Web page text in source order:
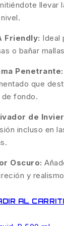
llevar
Friendly: Ideal
o bañar
Penetrante:
que
de fondo.
de
incluso en
Oscuro:
y
AL